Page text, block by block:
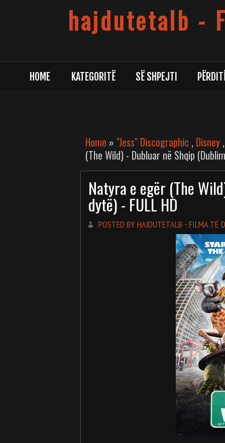
hajdutetalb -
HOME KATEGORITË SË SHPEJTI
Home » "Jess" Discographic , Disney
(The Wild) - Dubluar në Shqip
Natyra e egër (The
dytë) - FULL HD
POSTED BY HAJDUTETALB - FILMA TË